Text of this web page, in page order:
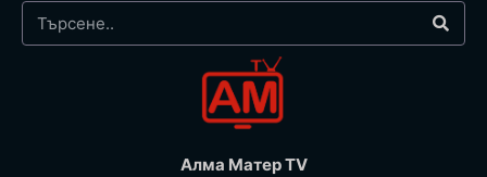
Алма Матер TV